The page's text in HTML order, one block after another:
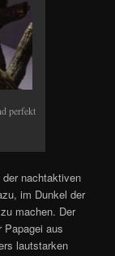
perfekt
nachtaktiven
im Dunkel der
machen. Der
Papagei aus
lautstarken